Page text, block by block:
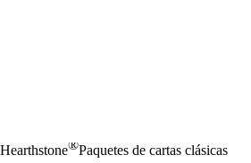
Hearthstone®Paquetes de cartas clásicas